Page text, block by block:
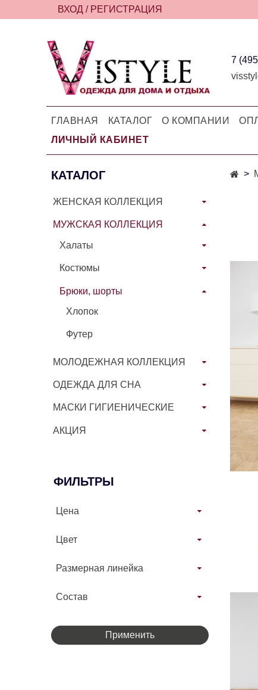
ВХОД / РЕГИСТРАЦИЯ
7
ГЛАВНАЯ КАТАЛОГ О КОМПАНИИ
ЛИЧНЫЙ КАБИНЕТ
КАТАЛОГ
ЖЕНСКАЯ КОЛЛЕКЦИЯ
МУЖСКАЯ КОЛЛЕКЦИЯ
Халаты
Костюмы
Брюки, шорты
Хлопок
Футер
МОЛОДЕЖНАЯ КОЛЛЕКЦИЯ
ОДЕЖДА ДЛЯ СНА
МАСКИ ГИГИЕНИЧЕСКИЕ
АКЦИЯ
ФИЛЬТРЫ
Цена
Цвет
Размерная линейка
Состав
Применить